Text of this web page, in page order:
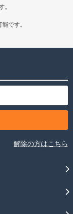
。
です。
解除の方はこちら